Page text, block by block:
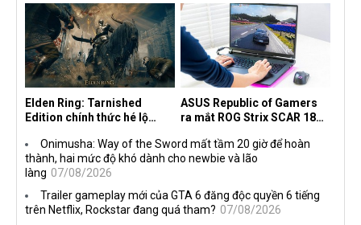
the Machine
Elden Ring: Tarnished
Edition chính thức hé lộ
ASUS Republic of Gamers
ra mắt ROG Strix SCAR 18
Onimusha: Way of the Sword mất tầm 20 giờ để hoàn
thành, hai mức độ khó dành cho newbie và lão
làng 07/08/2026
Trailer gameplay mới của GTA 6 đăng độc quyền 6 tiếng
trên Netflix, Rockstar đang quá tham? 07/08/2026